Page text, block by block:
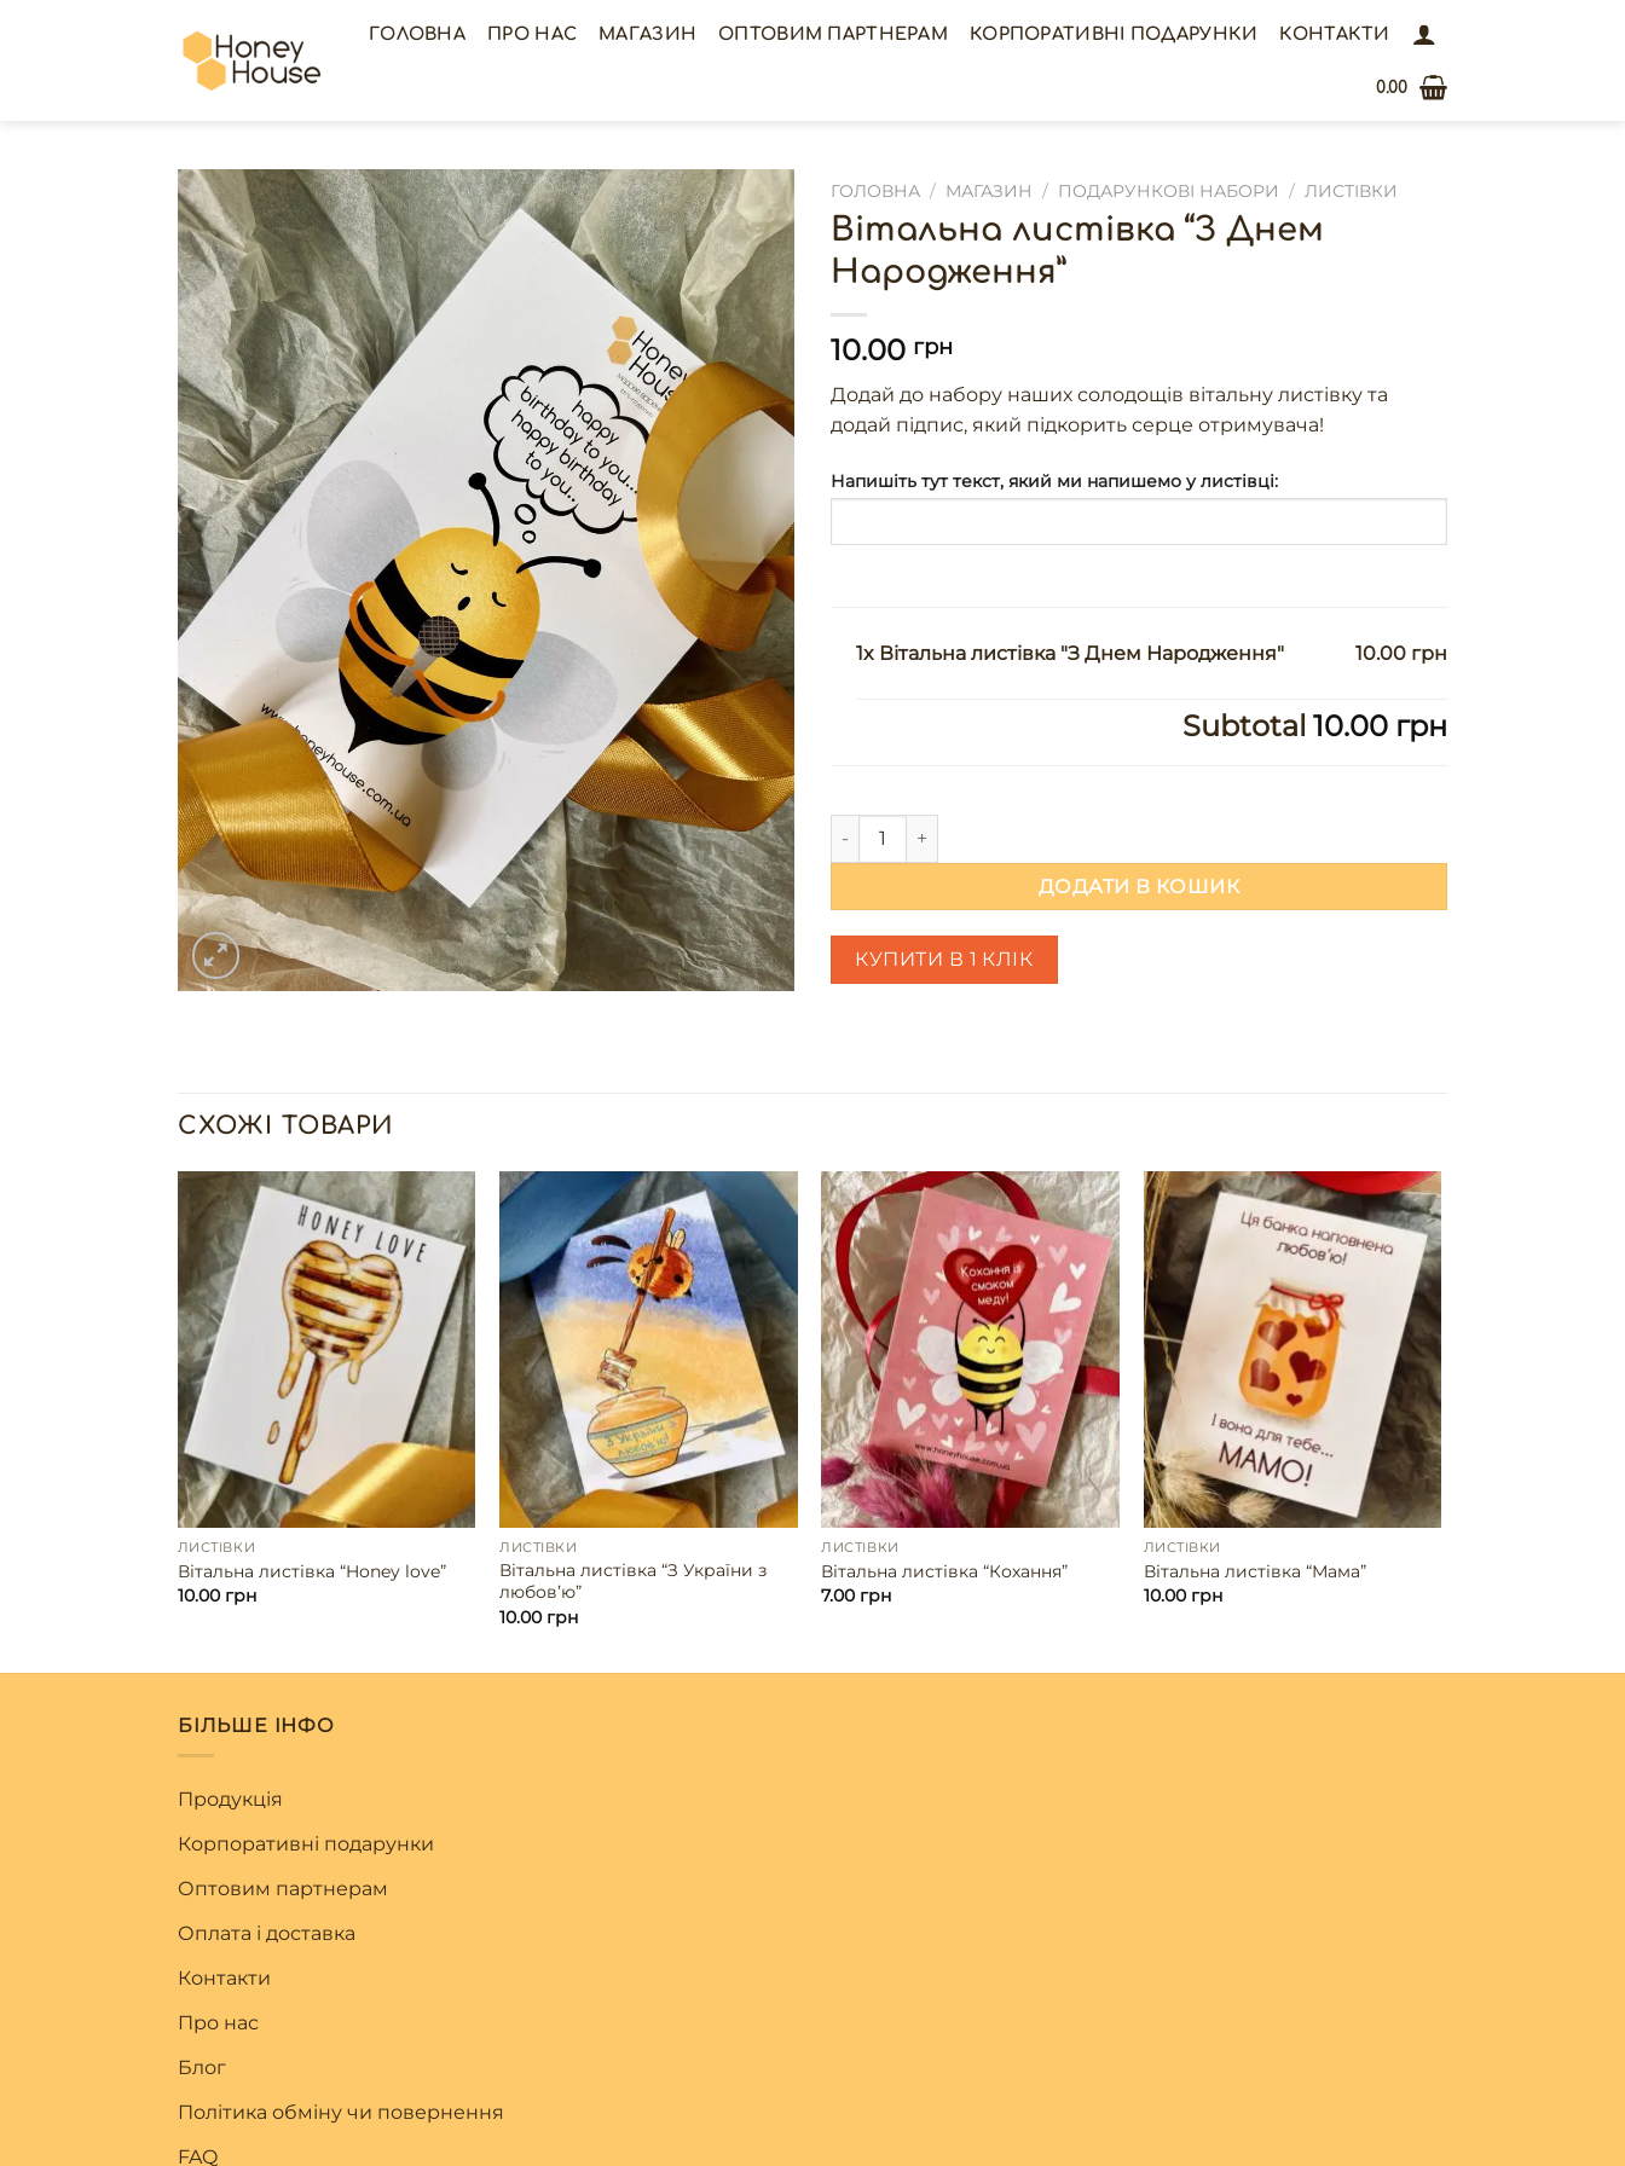
ГОЛОВНА ПРО НАС МАГАЗИН ОПТОВИМ ПАРТНЕРАМ КОРПОРАТИВНІ ПОДАРУНКИ КОНТАКТИ
0.00
ГОЛОВНА / МАГАЗИН / ПОДАРУНКОВІ НАБОРИ / ЛИСТІВКИ
Вітальна листівка “З Днем
Народження”
10.00 грн
Додай до набору наших солодощів вітальну листівку та
додай підпис, який підкорить серце отримувача!
Напишіть тут текст, який ми напишемо у листівці:
1x Вітальна листівка "З Днем Народження" 10.00 грн
Subtotal 10.00 грн
Вітальна листівка "З Днем Народження" кількість
ДОДАТИ В КОШИК
КУПИТИ В 1 КЛІК
СХОЖІ ТОВАРИ
ЛИСТІВКИ
Вітальна листівка “Honey love”
10.00 грн
ЛИСТІВКИ
Вітальна листівка “З України з
любовʼю”
10.00 грн
ЛИСТІВКИ
Вітальна листівка “Кохання”
7.00 грн
ЛИСТІВКИ
Вітальна листівка “Мама”
10.00 грн
БІЛЬШЕ ІНФО
Продукція
Корпоративні подарунки
Оптовим партнерам
Оплата і доставка
Контакти
Про нас
Блог
Політика обміну чи повернення
FAQ